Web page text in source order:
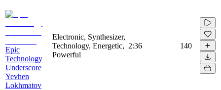
Epic
Technology
Underscore
Yevhen
Lokhmatov
Electronic, Synthesizer,
Technology, Energetic,
Powerful
2:36 140